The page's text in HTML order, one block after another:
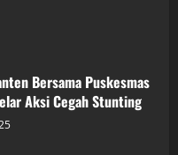
Bersama Puskesmas
Aksi Cegah Stunting